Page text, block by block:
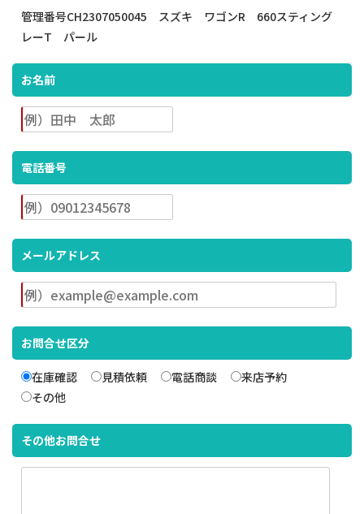
管理番号CH2307050045 スズキ ワゴンR 660スティング
レーT パール
お名前
電話番号
メールアドレス
お問合せ区分
在庫確認 見積依頼 電話商談
来店予約
その他
その他お問合せ